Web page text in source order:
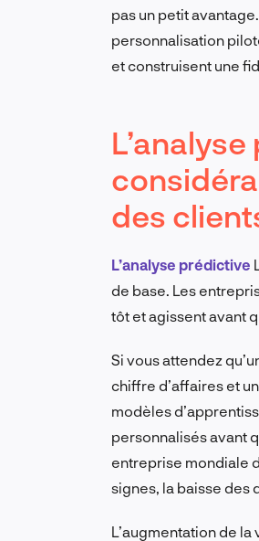
pas un petit
personnalisation
et construisent une
des
L’analyse prédictive
de base. Les
tôt et agissent avant
Si vous attendez
chiffre d’affaires et
modèles
personnalisés avant
entreprise mondiale
signes, la baisse des
L’augmentation de